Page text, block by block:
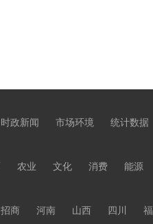
时政新闻 市场环境 统计数据
农业 文化 消费 能源
招商 河南 山西 四川